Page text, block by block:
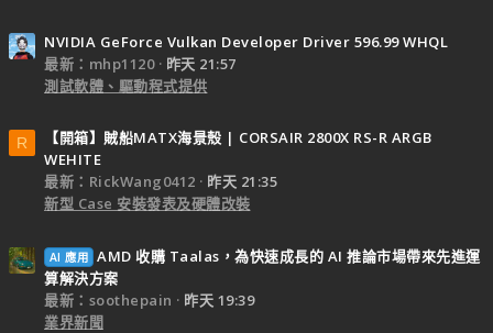
NVIDIA GeForce Vulkan Developer Driver 596.99 WHQL
最新：mhp1120
昨天 21:57
測試軟體、驅動程式提供
R
【開箱】賊船MATX海景殼 | CORSAIR 2800X RS-R ARGB
WEHITE
最新：RickWang0412
昨天 21:35
新型 Case 安裝發表及硬體改裝
AI 應用 AMD 收購 Taalas，為快速成長的 AI 推論市場帶來先進運
算解決方案
最新：soothepain
昨天 19:39
業界新聞